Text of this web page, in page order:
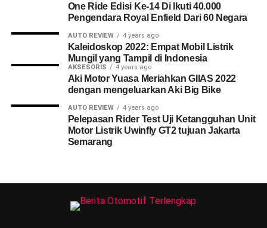
One Ride Edisi Ke-14 Di Ikuti 40.000
Pengendara Royal Enfield Dari 60 Negara
AUTO REVIEW 4 years ago
Kaleidoskop 2022: Empat Mobil Listrik
Mungil yang Tampil di Indonesia
AKSESORIS 4 years ago
Aki Motor Yuasa Meriahkan GIIAS 2022
dengan mengeluarkan Aki Big Bike
AUTO REVIEW 4 years ago
Pelepasan Rider Test Uji Ketangguhan Unit
Motor Listrik Uwinfly GT2 tujuan Jakarta
Semarang